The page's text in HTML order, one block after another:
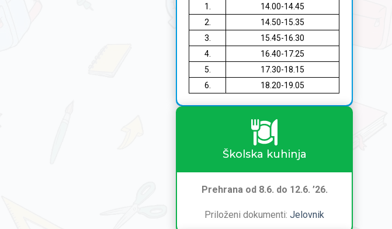
1.
14.00-14.45
2.
14.50-15.35
3.
15.45-16.30
4.
16.40-17.25
5.
17.30-18.15
6.
18.20-19.05
Školska kuhinja
Prehrana od 8.6. do 12.6. ’26.
Priloženi dokumenti:Jelovnik